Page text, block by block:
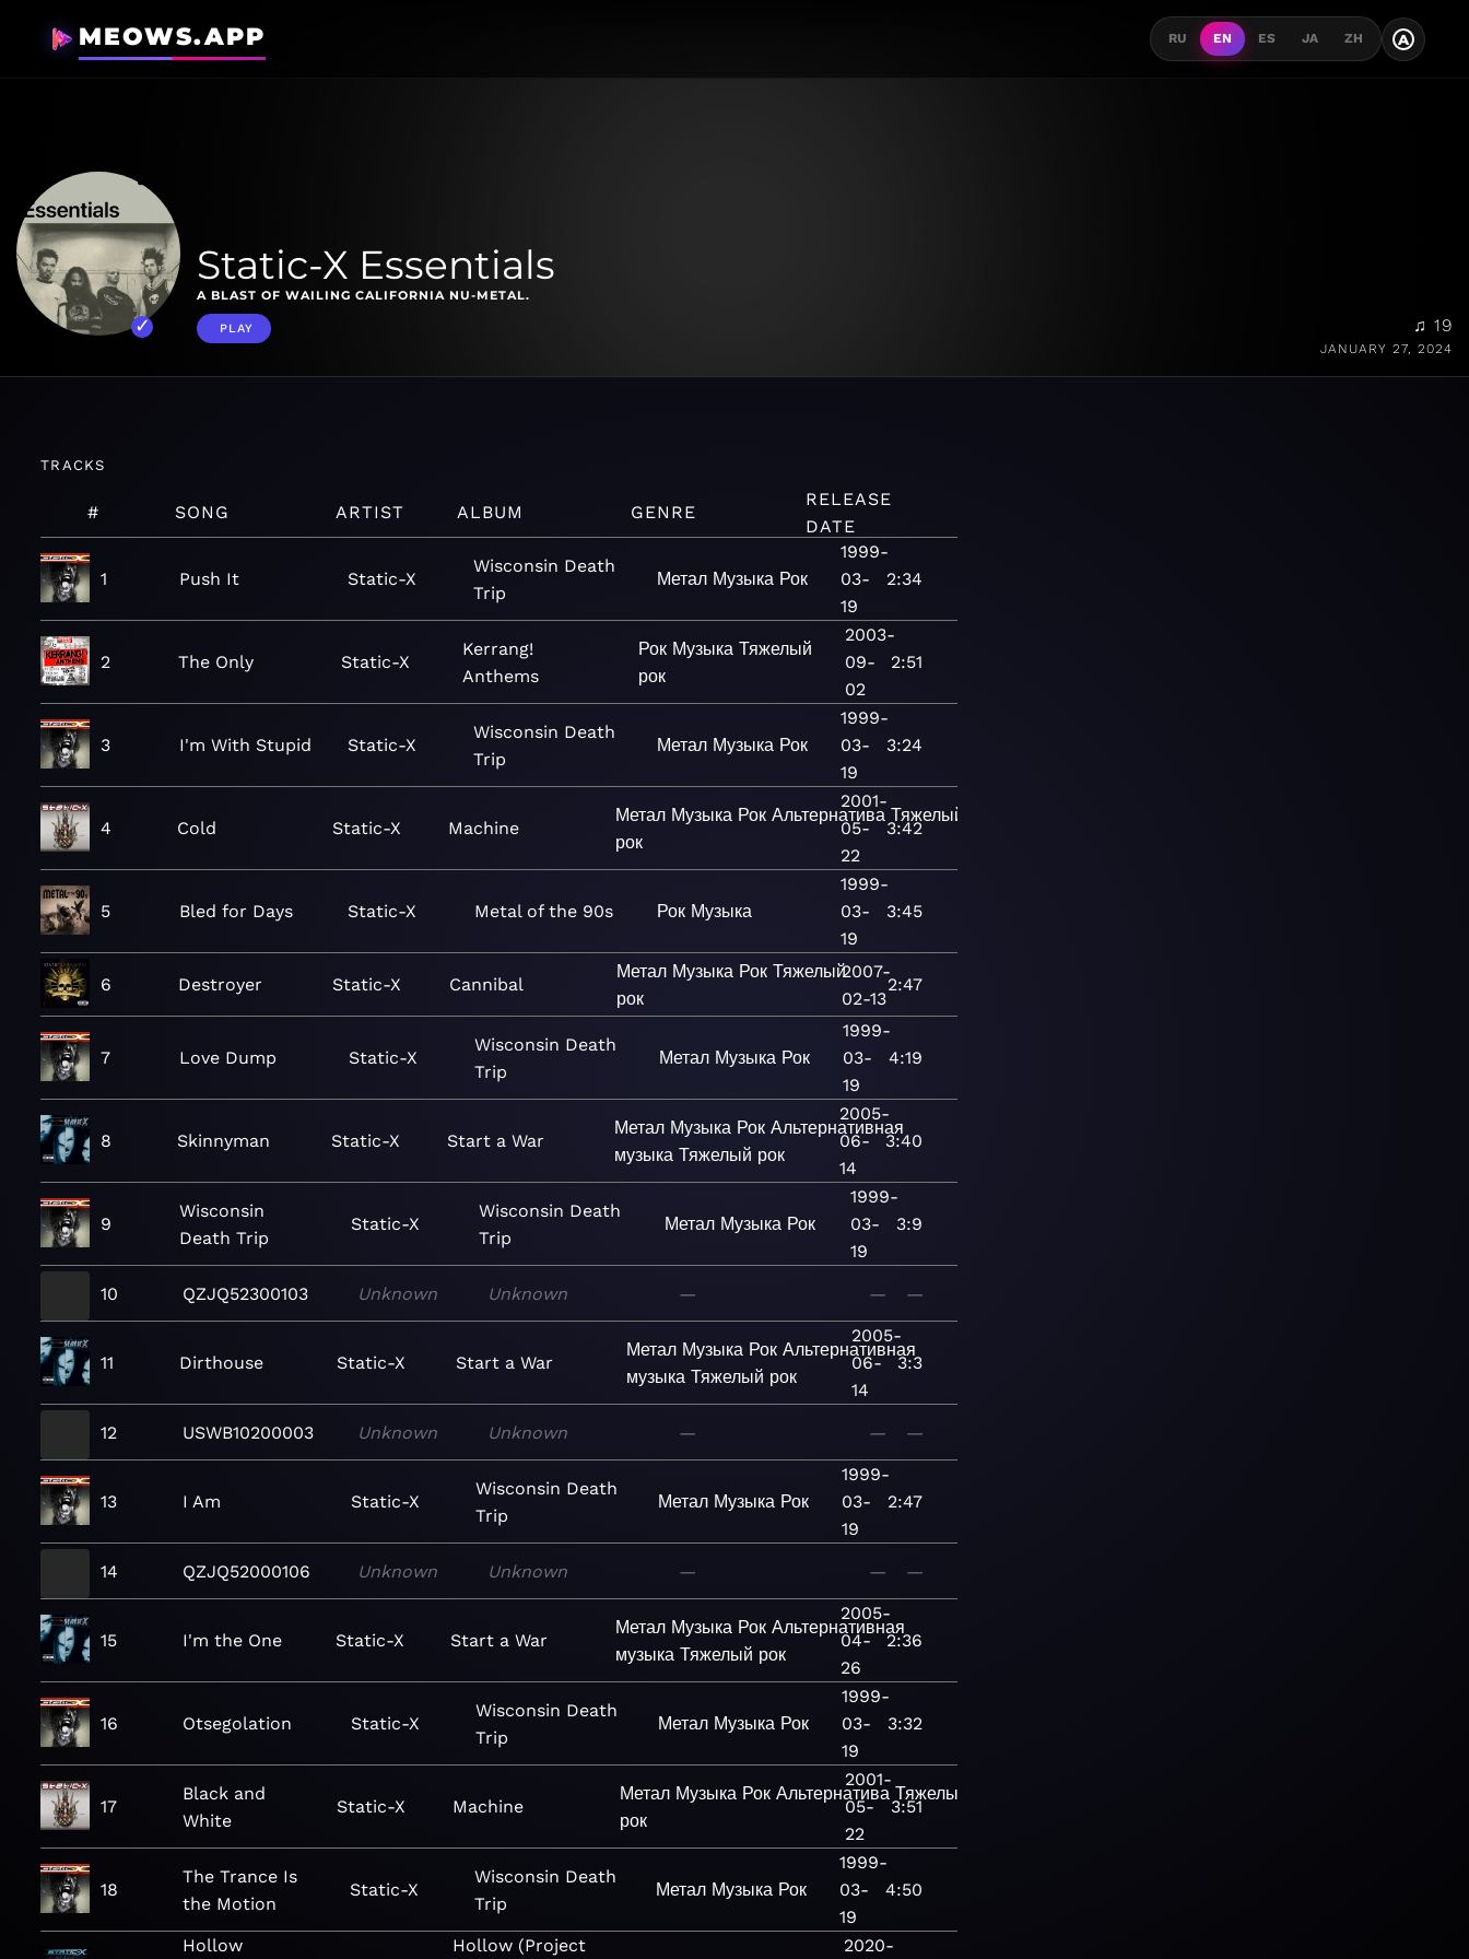
MEOWS.APP RU EN ES JA ZH A
Static-X Essentials
A BLAST OF WAILING CALIFORNIA NU-METAL.
PLAY ♫ 19
JANUARY 27, 2024
TRACKS
# SONG ARTIST ALBUM GENRE
RELEASE
DATE
1 Push It Static-X
Wisconsin Death
Trip
Метал Музыка Рок
1999-
03-
19
2:34
2 The Only Static-X
Kerrang!
Anthems
Рок Музыка Тяжелый
рок
2003-
09-
02
2:51
3 I'm With Stupid Static-X
Wisconsin Death
Trip
Метал Музыка Рок
1999-
03-
19
3:24
4 Cold Static-X Machine
Метал Музыка Рок Альтернатива Тяжелый
рок
2001-
05-
22
3:42
5 Bled for Days Static-X Metal of the 90s Рок Музыка
1999-
03-
19
3:45
6 Destroyer Static-X Cannibal
Метал Музыка Рок Тяжелый
рок
2007-
02-13
2:47
7 Love Dump Static-X
Wisconsin Death
Trip
Метал Музыка Рок
1999-
03-
19
4:19
8 Skinnyman Static-X Start a War
Метал Музыка Рок Альтернативная
музыка Тяжелый рок
2005-
06-
14
3:40
9
Wisconsin
Death Trip
Static-X
Wisconsin Death
Trip
Метал Музыка Рок
1999-
03-
19
3:9
10 QZJQ52300103 Unknown Unknown — — —
11 Dirthouse Static-X Start a War
Метал Музыка Рок Альтернативная
музыка Тяжелый рок
2005-
06-
14
3:3
12 USWB10200003 Unknown Unknown — — —
13 I Am Static-X
Wisconsin Death
Trip
Метал Музыка Рок
1999-
03-
19
2:47
14 QZJQ52000106 Unknown Unknown — — —
15 I'm the One Static-X Start a War
Метал Музыка Рок Альтернативная
музыка Тяжелый рок
2005-
04-
26
2:36
16 Otsegolation Static-X
Wisconsin Death
Trip
Метал Музыка Рок
1999-
03-
19
3:32
17
Black and
White
Static-X Machine
Метал Музыка Рок Альтернатива Тяжелый
рок
2001-
05-
22
3:51
18
The Trance Is
the Motion
Static-X
Wisconsin Death
Trip
Метал Музыка Рок
1999-
03-
19
4:50
Hollow Hollow (Project 2020-